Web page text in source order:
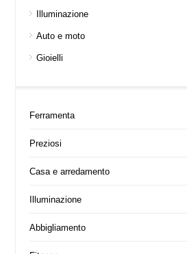
Illuminazione
Auto e moto
Gioielli
Ferramenta
Preziosi
Casa e arredamento
Illuminazione
Abbigliamento